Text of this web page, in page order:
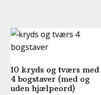
10 kryds og tværs med
4 bogstaver (med og
uden hjælpeord)